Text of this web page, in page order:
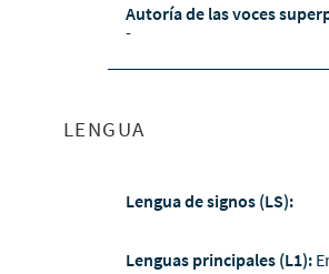
Autoría de las voces
-
LENGUA
Lengua de signos (LS):
Lenguas principales (L1):